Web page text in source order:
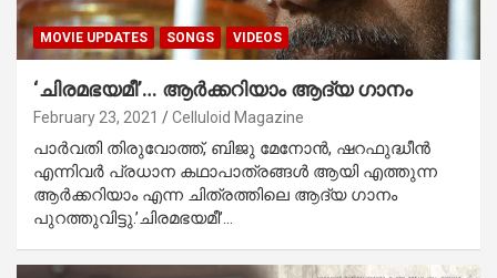
MOVIE UPDATES SONGS VIDEOS
‘ചിരമഭയമീ’… ആര്‍ക്കറിയാം ആദ്യ ഗാനം
February 23, 2021 Celluloid Magazine
പാര്‍വതി തിരുവോത്ത്, ബിജു മേനോന്‍, ഷറഫുദ്ധീന്‍
എന്നിവര്‍ പ്രധാന കഥാപാത്രങ്ങള്‍ ആയി എത്തുന്ന
ആര്‍ക്കറിയാം എന്ന ചിത്രത്തിലെ ആദ്യ ഗാനം
പുറത്തുവിട്ടു.’ചിരമഭയമീ’…